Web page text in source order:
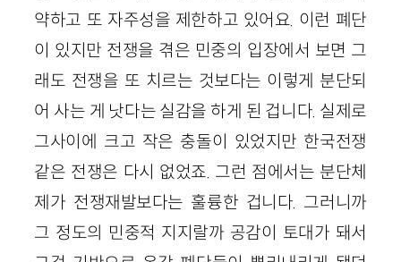
약하고 또 자주성을 제한하고 있어요. 이런 폐단
이 있지만 전쟁을 겪은 민중의 입장에서 보면 그
래도 전쟁을 또 치르는 것보다는 이렇게 분단되
어 사는 게 낫다는 실감을 하게 된 겁니다. 실제로
그사이에 크고 작은 충돌이 있었지만 한국전쟁
같은 전쟁은 다시 없었죠. 그런 점에서는 분단체
제가 전쟁재발보다는 훌륭한 겁니다. 그러니까
그 정도의 민중적 지지랄까 공감이 토대가 돼서